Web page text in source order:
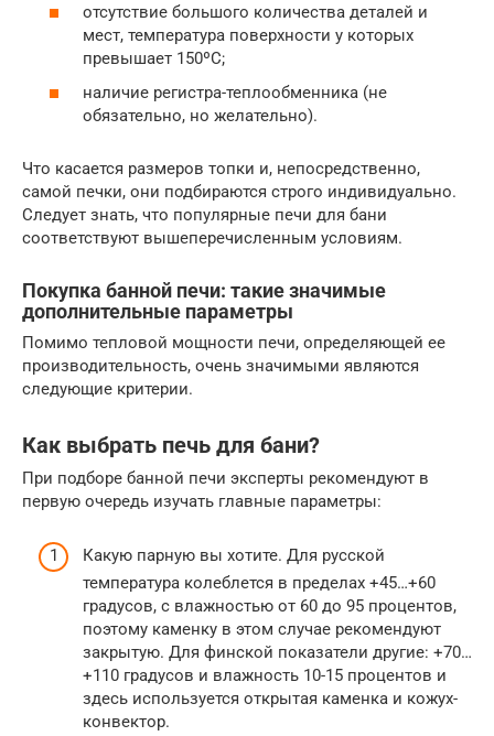
отсутствие большого количества деталей и
мест, температура поверхности у которых
превышает 150ºС;
наличие регистра-теплообменника (не
обязательно, но желательно).
Что касается размеров топки и, непосредственно,
самой печки, они подбираются строго индивидуально.
Следует знать, что популярные печи для бани
соответствуют вышеперечисленным условиям.
Покупка банной печи: такие значимые
дополнительные параметры
Помимо тепловой мощности печи, определяющей ее
производительность, очень значимыми являются
следующие критерии.
Как выбрать печь для бани?
При подборе банной печи эксперты рекомендуют в
первую очередь изучать главные параметры:
Какую парную вы хотите. Для русской
температура колеблется в пределах +45…+60
градусов, с влажностью от 60 до 95 процентов,
поэтому каменку в этом случае рекомендуют
закрытую. Для финской показатели другие: +70…
+110 градусов и влажность 10-15 процентов и
здесь используется открытая каменка и кожух-
конвектор.